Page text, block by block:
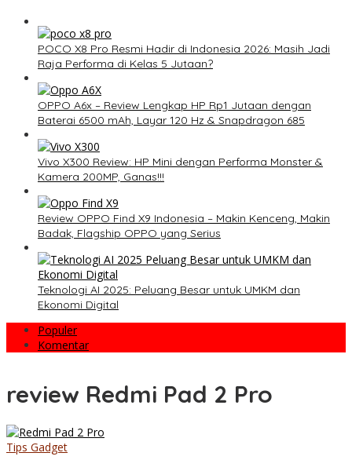
POCO X8 Pro Resmi Hadir di Indonesia 2026: Masih Jadi
Raja Performa di Kelas 5 Jutaan?
OPPO A6x – Review Lengkap HP Rp1 Jutaan dengan
Baterai 6500 mAh, Layar 120 Hz & Snapdragon 685
Vivo X300 Review: HP Mini dengan Performa Monster &
Kamera 200MP, Ganas!!!
Review OPPO Find X9 Indonesia – Makin Kenceng, Makin
Badak, Flagship OPPO yang Serius
Teknologi AI 2025: Peluang Besar untuk UMKM dan
Ekonomi Digital
Populer
Komentar
review Redmi Pad 2 Pro
Tips Gadget